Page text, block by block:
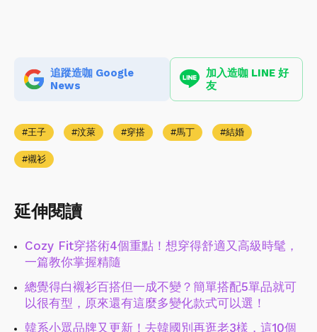
追蹤造咖 Google
News
加入造咖 LINE 好
友
王子 汶萊 穿搭 馬丁 結婚
襯衫
延伸閱讀
Cozy Fit穿搭術4個重點！想穿得舒適又高級時髦，
一篇教你掌握精隨
總覺得白襯衫百搭但一成不變？簡單搭配5單品就可
以很有型，原來還有這麼多變化款式可以選！
韓系小眾品牌又更新！去韓國別再逛老3樣，這10個